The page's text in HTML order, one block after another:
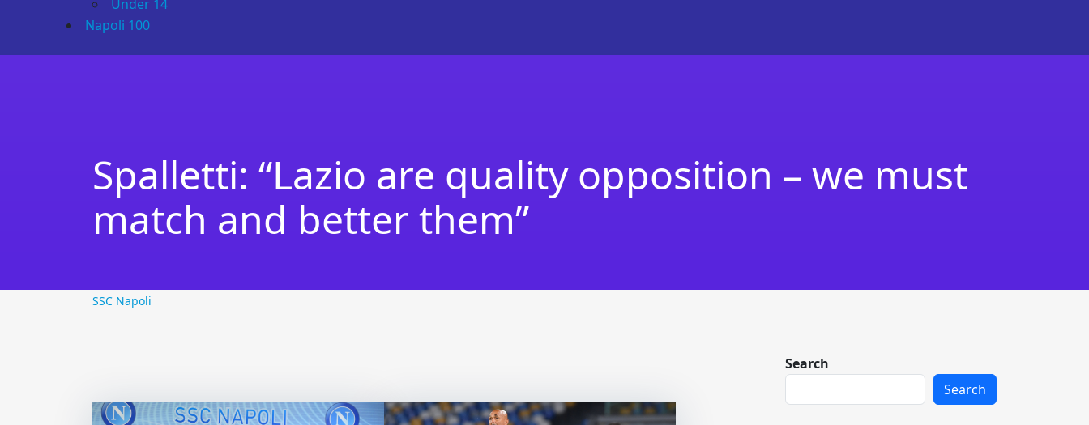
Under 14
Napoli 100
Spalletti: “Lazio are quality opposition – we must
match and better them”
SSC Napoli
Search
Search